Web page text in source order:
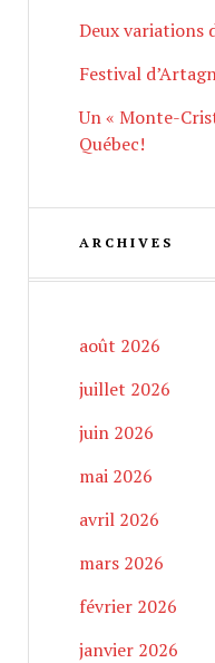
Deux variations
Festival
Un « Monte-
Québec!
ARCHIVES
août 2026
juillet 2026
juin 2026
mai 2026
avril 2026
mars 2026
février 2026
janvier 2026